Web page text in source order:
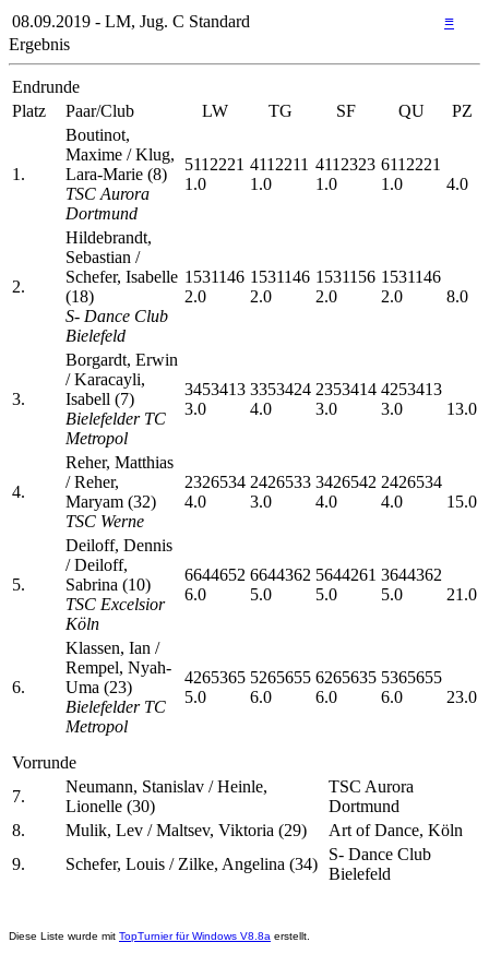
08.09.2019 - LM, Jug. C Standard
≡
Ergebnis
Endrunde
Platz
Paar/Club LW TG SF QU PZ
1.
Boutinot,
Maxime / Klug,
Lara-Marie (8)
TSC Aurora
Dortmund
5112221
1.0
4112211
1.0
4112323
1.0
6112221
1.0
4.0
2.
Hildebrandt,
Sebastian /
Schefer, Isabelle
(18)
S- Dance Club
Bielefeld
1531146
2.0
1531146
2.0
1531156
2.0
1531146
2.0
8.0
3.
Borgardt, Erwin
/ Karacayli,
Isabell (7)
Bielefelder TC
Metropol
3453413
3.0
3353424
4.0
2353414
3.0
4253413
3.0
13.0
4.
Reher, Matthias
/ Reher,
Maryam (32)
TSC Werne
2326534
4.0
2426533
3.0
3426542
4.0
2426534
4.0
15.0
5.
Deiloff, Dennis
/ Deiloff,
Sabrina (10)
TSC Excelsior
Köln
6644652
6.0
6644362
5.0
5644261
5.0
3644362
5.0
21.0
6.
Klassen, Ian /
Rempel, Nyah-
Uma (23)
Bielefelder TC
Metropol
4265365
5.0
5265655
6.0
6265635
6.0
5365655
6.0
23.0
Vorrunde
7.
Neumann, Stanislav / Heinle,
Lionelle (30)
TSC Aurora
Dortmund
8.
Mulik, Lev / Maltsev, Viktoria (29)
Art of Dance, Köln
9.
Schefer, Louis / Zilke, Angelina (34)
S- Dance Club
Bielefeld
Diese Liste wurde mit TopTurnier für Windows V8.8a erstellt.